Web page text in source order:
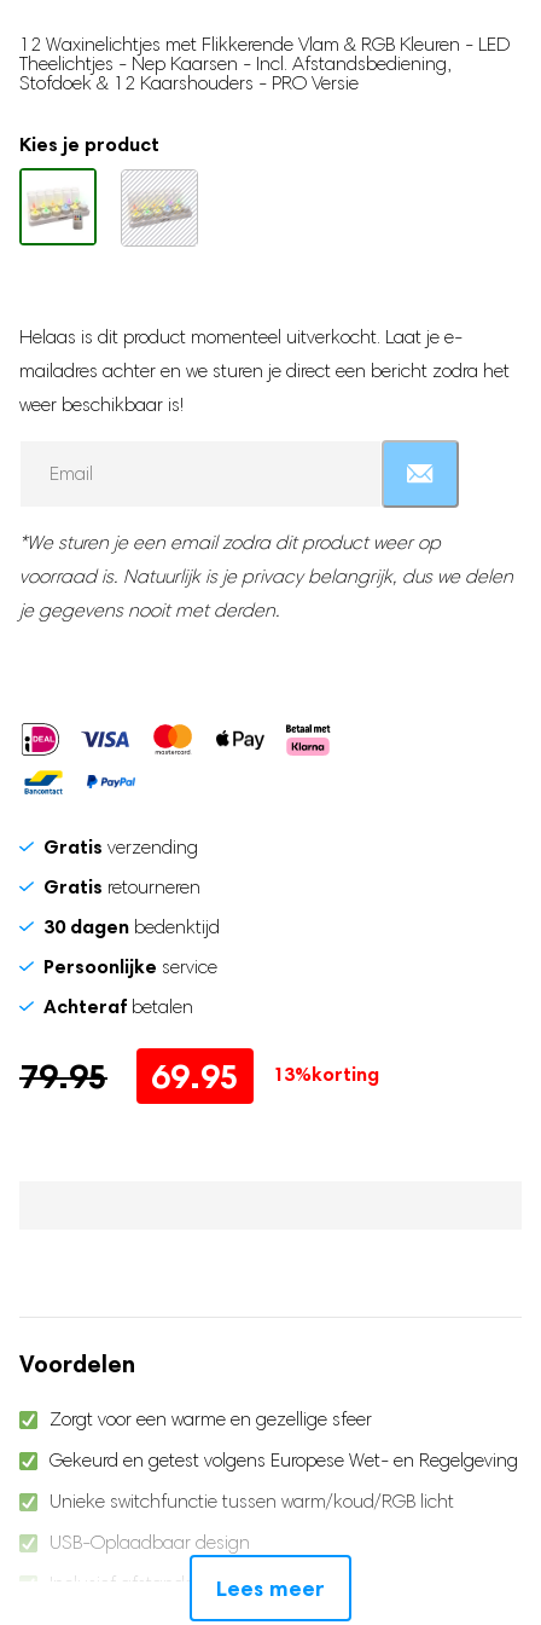
5.00op 5
gebaseerd
op
klantbeoordeling
12 Waxinelichtjes met Flikkerende Vlam & RGB Kleuren - LED
Theelichtjes - Nep Kaarsen - Incl. Afstandsbediening,
Stofdoek & 12 Kaarshouders - PRO Versie
Kies je product
79.95
Oorspronkelijke
69.95
Huidige
13%korting
*We sturen je een email zodra dit product weer op
voorraad is. Natuurlijk is je privacy belangrijk, dus we delen
je gegevens nooit met derden.
Gratis verzending
Gratis retourneren
30 dagen bedenktijd
Persoonlijke service
Achteraf betalen
Helaas is dit product momenteel uitverkocht. Laat je e-
mailadres achter en we sturen je direct een bericht zodra het
weer beschikbaar is!
your
address
join
the
product
Voordelen
Zorgt voor een warme en gezellige sfeer
Gekeurd en getest volgens Europese Wet- en Regelgeving
Unieke switchfunctie tussen warm/koud/RGB licht
USB-Oplaadbaar design
Inclusief afstandsbediening
Lees meer
Babynestje
Milk Pitcher
Borstvoeding
Moedermelk bewaarzakjes
Borstmassagers
Zoogcompressen
Voedingsbh's
Draagbare Melkkoeler
Zilveren Tepelkapjes
Zwangerschap
Baby hartslagmonitor
Zwangerschapsband
Postpartum Kit